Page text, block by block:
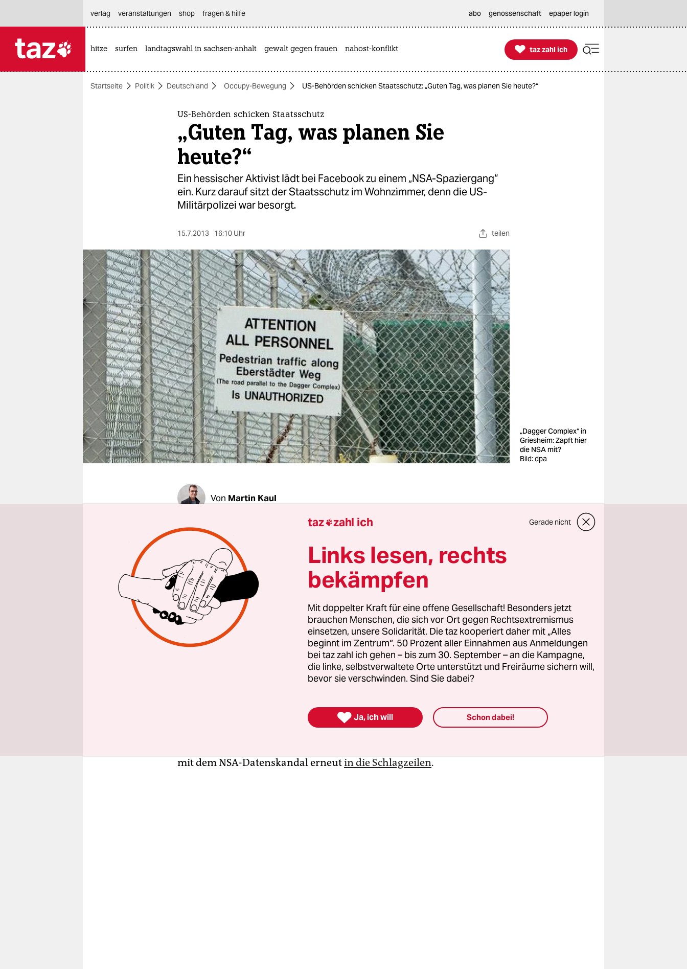
themen
nord
wahrheit
verlag
verlag
veranstaltungen
shop
fragen & hilfe
unterstützen
abo
genossenschaft
epaper login
verlag
veranstaltungen shop fragen & hilfe abo genossenschaft epaper login
hitze surfen landtagswahl in sachsen-anhalt gewalt gegen frauen nahost-konflikt 
taz zahl ich
taz zahl ich
Startseite Politik Deutschland Occupy-Bewegung US-Behörden schicken Staatsschutz: „Guten Tag, was planen Sie heute?“
US-Behörden schicken Staatsschutz
„Guten Tag, was planen Sie
heute?“
Ein hessischer Aktivist lädt bei Facebook zu einem „NSA-Spaziergang“
ein. Kurz darauf sitzt der Staatsschutz im Wohnzimmer, denn die US-
Militärpolizei war besorgt.
15.7.2013 16:10 Uhr teilen
„Dagger Complex“ in
Griesheim: Zapft hier
die NSA mit?
Bild: dpa
Von Martin Kaul
BERLINtaz| Daniel Bangert staunte nicht schlecht, als am letzten
Donnerstag um 7.17 Uhr in seiner Wohnung in der hessischen Stadt
Griesheim das Telefon klingelte. Die Polizei war dran. Und als er dann
aus dem Fenster blickte, saßen vor seiner Haustür zwei Beamte im
Polizeiwagen. Sie wollten gerne mal mit ihm reden. Über die NSA. Und
was er so plane.
Denn der 28-Jährige hatte etwas getan, das er heute „leichtsinnig“
nennt. Via Facebook hatte der Griesheimer, der auch bei denOccupy-
aktiv war, zuvor mitgeteilt,er wolle gerne mal
nachgesagt wird, so etwas wie eine deutsche Zentrale für US-
mit dem NSA-Datenskandal erneutin die Schlagzeilen.
taz zahl ich Gerade nicht
Links lesen, rechts
bekämpfen
Mit doppelter Kraft für eine offene Gesellschaft! Besonders jetzt
brauchen Menschen, die sich vor Ort gegen Rechtsextremismus
einsetzen, unsere Solidarität. Die taz kooperiert daher mit „Alles
beginnt im Zentrum“. 50 Prozent aller Einnahmen aus Anmeldungen
bei taz zahl ich gehen – bis zum 30. September – an die Kampagne,
die linke, selbstverwaltete Orte unterstützt und Freiräume sichern will,
bevor sie verschwinden. Sind Sie dabei?
 Ja, ich will Schon dabei!